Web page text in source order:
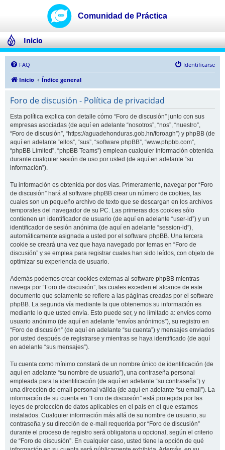
Inicio
FAQ
Identificarse
Inicio
Índice general
Foro de discusión - Política de privacidad
Esta política explica con detalle cómo “Foro de discusión” junto con sus
empresas asociadas (de aquí en adelante “nosotros”, “nos”, “nuestro”,
“Foro de discusión”, “https://aguadehonduras.gob.hn/foroagh”) y phpBB (de
aquí en adelante “ellos”, “sus”, “software phpBB”, “www.phpbb.com”,
“phpBB Limited”, “phpBB Teams”) emplean cualquier información obtenida
durante cualquier sesión de uso por usted (de aquí en adelante “su
información”).
Tu información es obtenida por dos vías. Primeramente, navegar por “Foro
de discusión” hará al software phpBB crear un número de cookies, las
cuales son un pequeño archivo de texto que se descargan en los archivos
temporales del navegador de su PC. Las primeras dos cookies sólo
contienen un identificador de usuario (de aquí en adelante “user-id”) y un
identificador de sesión anónima (de aquí en adelante “session-id”),
automáticamente asignada a usted por el software phpBB. Una tercera
cookie se creará una vez que haya navegado por temas en “Foro de
discusión” y se emplea para registrar cuales han sido leídos, con objeto de
optimizar su experiencia de usuario.
Además podemos crear cookies externas al software phpBB mientras
navega por “Foro de discusión”, las cuales exceden el alcance de este
documento que solamente se refiere a las páginas creadas por el software
phpBB. La segunda vía mediante la que obtenemos su información es
mediante lo que usted envía. Esto puede ser, y no limitado a: envíos como
usuario anónimo (de aquí en adelante “envíos anónimos”), su registro en
“Foro de discusión” (de aquí en adelante “su cuenta”) y mensajes enviados
por usted después de registrarse y mientras se haya identificado (de aquí
en adelante “sus mensajes”).
Tu cuenta como mínimo constará de un nombre único de identificación (de
aquí en adelante “su nombre de usuario”), una contraseña personal
empleada para la identificación (de aquí en adelante “su contraseña”) y
una dirección de email personal válida (de aquí en adelante “su email”). La
información de su cuenta en “Foro de discusión” está protegida por las
leyes de protección de datos aplicables en el país en el que estamos
instalados. Cualquier información más allá de su nombre de usuario, su
contraseña y su dirección de e-mail requerida por “Foro de discusión”
durante el proceso de registro será obligatoria u opcional, según el criterio
de “Foro de discusión”. En cualquier caso, usted tiene la opción de qué